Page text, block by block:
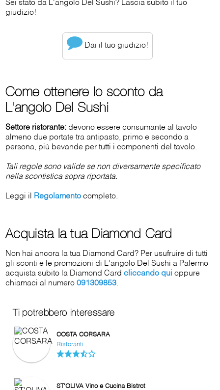
Sei stato da L'angolo Del Sushi? Lascia subito il tuo
giudizio!
Dai il tuo giudizio!
Come ottenere lo sconto da
L'angolo Del Sushi
Settore ristorante: devono essere consumante al tavolo
almeno due portate tra antipasto, primo e secondo a
persona, più bevande per tutti i componenti del tavolo.
Tali regole sono valide se non diversamente specificato
nella scontistica sopra riportata.
Leggi il Regolamento completo.
Acquista la tua Diamond Card
Non hai ancora la tua Diamond Card? Per usufruire di tutti
gli sconti e le promozioni di L'angolo Del Sushi a Palermo
acquista subito la Diamond Cardcliccando qui oppure
chiamaci al numero091309853.
Ti potrebbero interessare
COSTA CORSARA
Ristoranti
ST'OLIVA Vino e Cucina Bistrot